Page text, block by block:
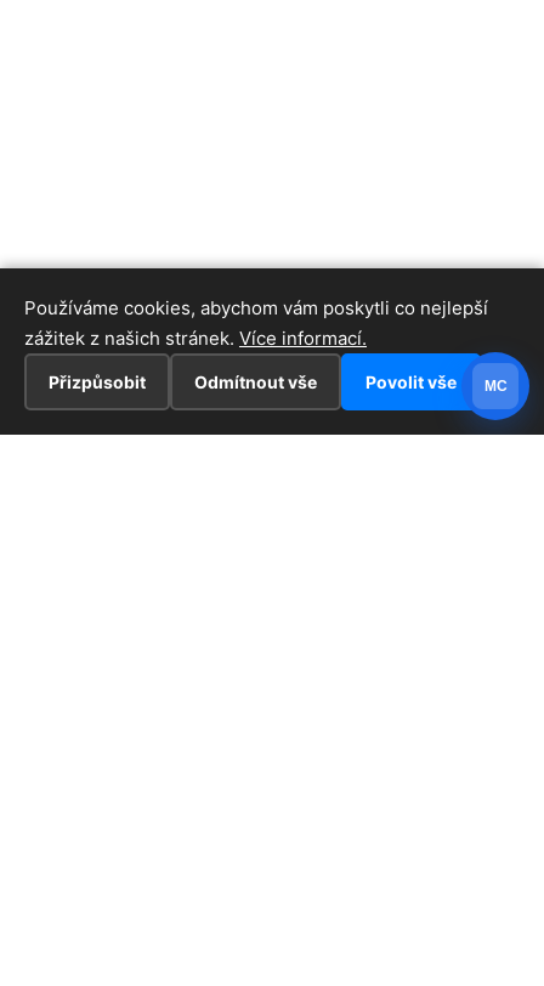
Používáme cookies, abychom vám poskytli co nejlepší
zážitek z našich stránek. Více informací.
Přizpůsobit Odmítnout vše Povolit vše MC